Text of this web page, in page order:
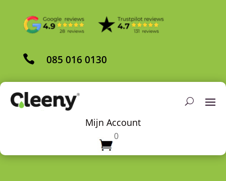
 085 016 0130
Mijn Account
0